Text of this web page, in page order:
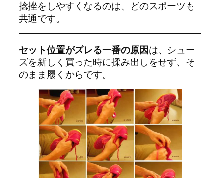
捻挫をしやすくなるのは、どのスポーツも
共通です。
セット位置がズレる一番の原因は、シュー
ズを新しく買った時に揉み出しをせず、そ
のまま履くからです。